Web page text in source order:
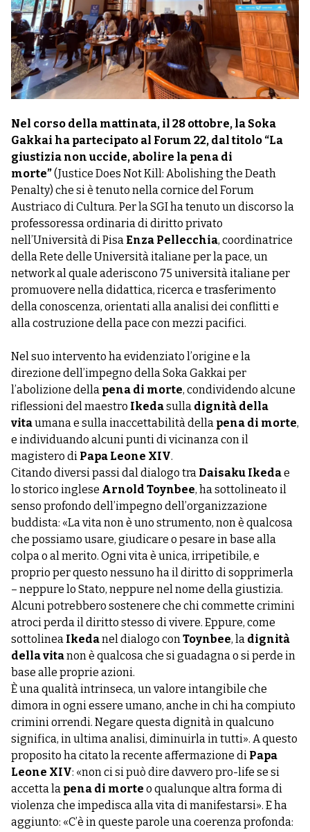
Nel corso della mattinata, il 28 ottobre, la Soka
Gakkai ha partecipato al Forum 22, dal titolo “La
giustizia non uccide, abolire la pena di
morte”(Justice Does Not Kill: Abolishing the Death
Penalty) che si è tenuto nella cornice del Forum
Austriaco di Cultura. Per la SGI ha tenuto un discorso la
professoressa ordinaria di diritto privato
nell’Università di Pisa Enza Pellecchia, coordinatrice
della Rete delle Università italiane per la pace, un
network al quale aderiscono 75 università italiane per
promuovere nella didattica, ricerca e trasferimento
della conoscenza, orientati alla analisi dei conflitti e
alla costruzione della pace con mezzi pacifici.
Nel suo intervento ha evidenziato l’origine e la
direzione dell’impegno della Soka Gakkai per
l’abolizione della pena di morte, condividendo alcune
riflessioni del maestro Ikedasulla dignità della
vitaumana e sulla inaccettabilità della pena di morte,
e individuando alcuni punti di vicinanza con il
magistero di Papa Leone XIV.
Citando diversi passi dal dialogo tra Daisaku Ikedae
lo storico inglese Arnold Toynbee, ha sottolineato il
senso profondo dell’impegno dell’organizzazione
buddista: «La vita non è uno strumento, non è qualcosa
che possiamo usare, giudicare o pesare in base alla
colpa o al merito. Ogni vita è unica, irripetibile, e
proprio per questo nessuno ha il diritto di sopprimerla
– neppure lo Stato, neppure nel nome della giustizia.
Alcuni potrebbero sostenere che chi commette crimini
atroci perda il diritto stesso di vivere. Eppure, come
sottolinea Ikedanel dialogo con Toynbee, la dignità
della vitanon è qualcosa che si guadagna o si perde in
base alle proprie azioni.
È una qualità intrinseca, un valore intangibile che
dimora in ogni essere umano, anche in chi ha compiuto
crimini orrendi. Negare questa dignità in qualcuno
significa, in ultima analisi, diminuirla in tutti». A questo
proposito ha citato la recente affermazione di Papa
Leone XIV: «non ci si può dire davvero pro-life se si
accetta la pena di morte o qualunque altra forma di
violenza che impedisca alla vita di manifestarsi». E ha
aggiunto: «C’è in queste parole una coerenza profonda: